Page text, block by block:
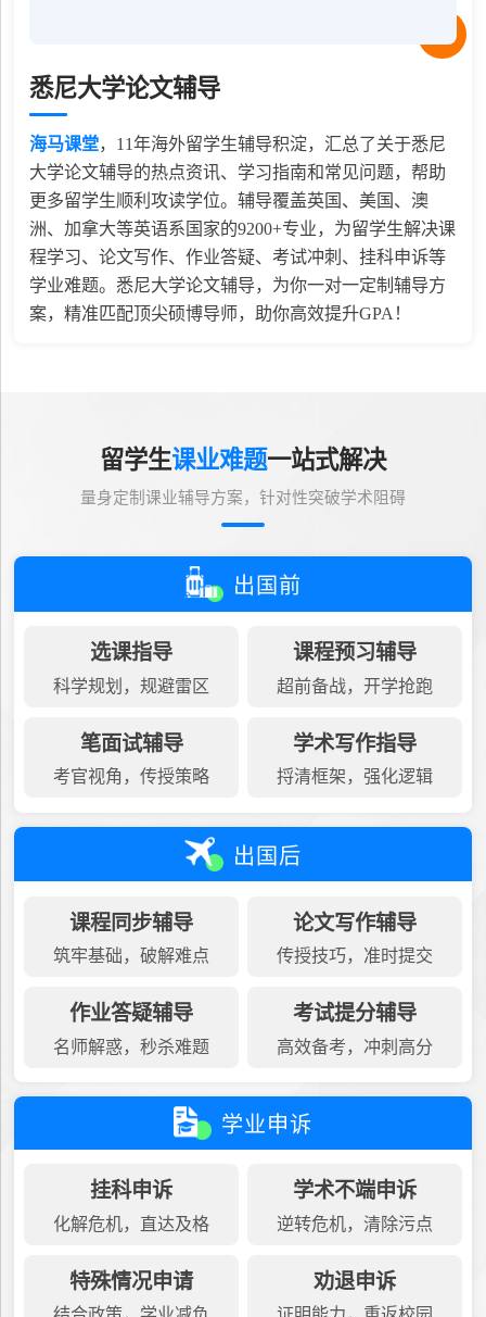
悉尼大学论文辅导
海马课堂， 11年海外留学生辅导积淀，汇总了关于悉尼
大学论文辅导的热点资讯、学习指南和常见问题，帮助
更多留学生顺利攻读学位。辅导覆盖英国、美国、澳
洲、加拿大等英语系国家的9200+专业，为留学生解决课
程学习、论文写作、作业答疑、考试冲刺、挂科申诉等
学业难题。悉尼大学论文辅导，为你一对一定制辅导方
案，精准匹配顶尖硕博导师，助你高效提升GPA！
留学生课业难题一站式解决
量身定制课业辅导方案，针对性突破学术阻碍
出国前
选课指导
科学规划，规避雷区
课程预习辅导
超前备战，开学抢跑
笔面试辅导
考官视角，传授策略
学术写作指导
捋清框架，强化逻辑
出国后
课程同步辅导
筑牢基础，破解难点
论文写作辅导
传授技巧，准时提交
作业答疑辅导
名师解惑，秒杀难题
考试提分辅导
高效备考，冲刺高分
学业申诉
挂科申诉
化解危机，直达及格
学术不端申诉
逆转危机，清除污点
特殊情况申请 劝退申诉